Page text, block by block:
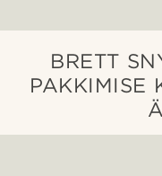
BRETT
PAKKIMISE